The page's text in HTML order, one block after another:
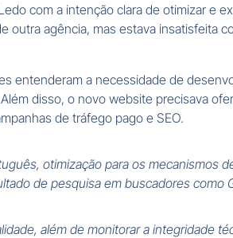
com a intenção clara de otimizar e
outra agência, mas estava insatisfeita
entenderam a necessidade de
disso, o novo website precisava
de tráfego pago e SEO.
otimização para os
de pesquisa em buscadores como
além de monitorar a integridade